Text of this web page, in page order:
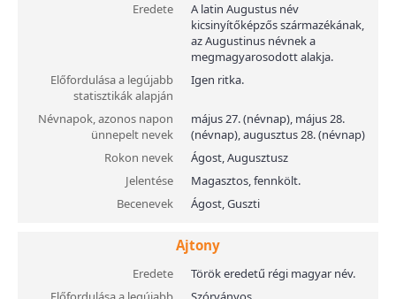
Eredete
A latin Augustus név
kicsinyítőképzős származékának,
az Augustinus névnek a
megmagyarosodott alakja.
Előfordulása a legújabb
statisztikák alapján
Igen ritka.
Névnapok, azonos napon
ünnepelt nevek
május 27. (névnap), május 28.
(névnap), augusztus 28. (névnap)
Rokon nevek
Ágost, Augusztusz
Jelentése
Magasztos, fennkölt.
Becenevek
Ágost, Guszti
Ajtony
Eredete
Török eredetű régi magyar név.